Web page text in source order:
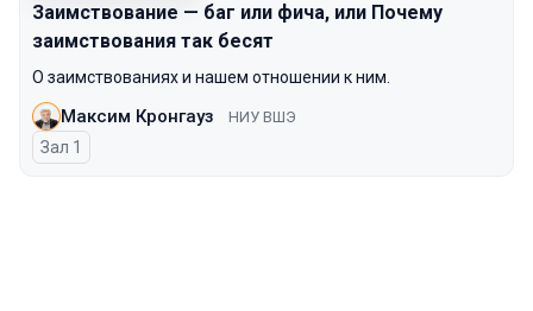
Заимствование — баг или фича, или Почему
заимствования так бесят
О заимствованиях и нашем отношении к ним.
Максим Кронгауз НИУ ВШЭ
Зал 1